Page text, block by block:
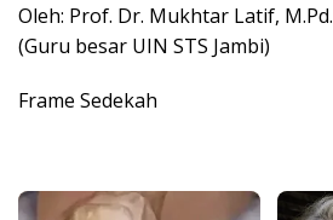
Oleh: Prof. Dr. Mukhtar Latif, M.Pd.
(Guru besar UIN STS Jambi)
Frame Sedekah